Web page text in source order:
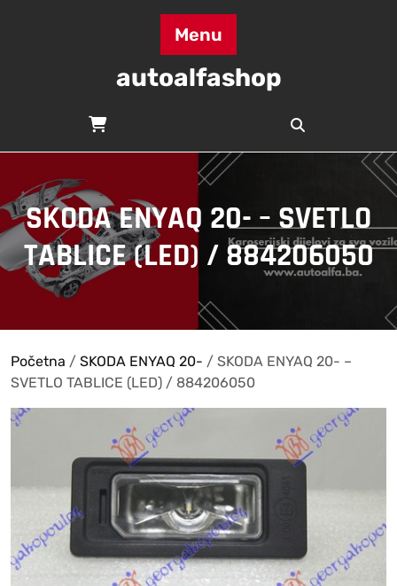
Menu
autoalfashop
SKODA ENYAQ 20- – SVETLO
TABLICE (LED) / 884206050
Početna / SKODA ENYAQ 20- / SKODA ENYAQ 20- –
SVETLO TABLICE (LED) / 884206050